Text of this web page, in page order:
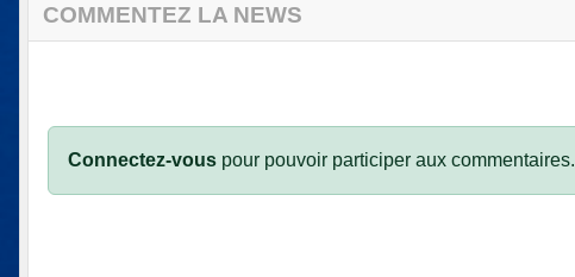
COMMENTEZ LA NEWS
Connectez-vous pour pouvoir participer aux commentaires.